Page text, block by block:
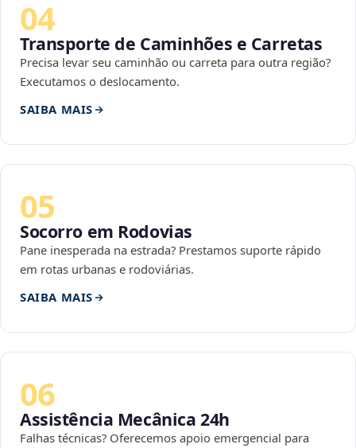
04
Transporte de Caminhões e Carretas
Precisa levar seu caminhão ou carreta para outra região?
Executamos o deslocamento.
SAIBA MAIS
05
Socorro em Rodovias
Pane inesperada na estrada? Prestamos suporte rápido
em rotas urbanas e rodoviárias.
SAIBA MAIS
06
Assistência Mecânica 24h
Falhas técnicas? Oferecemos apoio emergencial para